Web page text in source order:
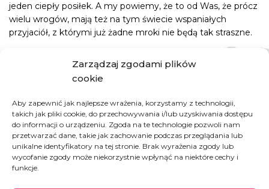
Zarządzaj zgodami plików
cookie
Aby zapewnić jak najlepsze wrażenia, korzystamy z technologii,
takich jak pliki cookie, do przechowywania i/lub uzyskiwania dostępu
do informacji o urządzeniu. Zgoda na te technologie pozwoli nam
przetwarzać dane, takie jak zachowanie podczas przeglądania lub
unikalne identyfikatory na tej stronie. Brak wyrażenia zgody lub
wycofanie zgody może niekorzystnie wpłynąć na niektóre cechy i
funkcje.
Grecja
W 2015 przez greckie wyspy przeszło 856 tys.
osób, a w 2017 i 2018 już tylko niecałe 30 tys.
(według UNHCR). Ale już 2019 rok przyniósł
jeden ciepły posiłek. A my powiemy, że to od Was, że prócz
wielu wrogów, mają też na tym świecie wspaniałych
przyjaciół, z którymi już żadne mroki nie będą tak straszne.